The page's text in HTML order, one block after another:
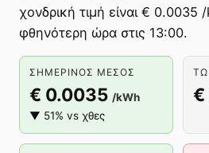
χονδρική τιμή είναι € 0.0035
φθηνότερη ώρα στις 13:00.
ΣΗΜΕΡΙΝΌΣ ΜΈΣΟΣ
€ 0.0035 /kWh
▼ 51% vs χθες
€